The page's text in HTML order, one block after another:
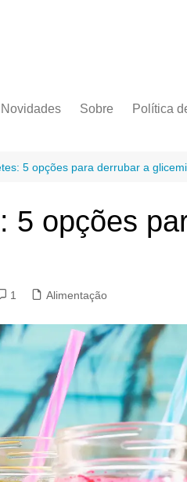
Novidades Sobre Política
5 opções para derrubar a
5 opções
1 Alimentação